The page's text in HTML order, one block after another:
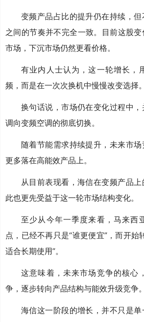
变频产品占比的提升仍在持续，
之间的节奏并不完全一致。目前这股
市场，下沉市场仍然更看价格。
有业内人士认为，这一轮增长，
频，而是在一次次换机中慢慢改变选择。
换句话说，市场仍在变化过程中
调向变频空调的彻底切换。
随着节能需求持续提升，未来市
更多落在高能效产品上。
从目前表现看，海信在变频产品
此也更先受益于这一轮市场结构变化。
至少从今年一季度来看，马来西
点，已经不再只是“谁更便宜”，而开始
适合长期使用”。
这意味着，未来市场竞争的核心
争，逐步转向产品结构与能效升级竞争。
海信这一阶段的增长，并不只是